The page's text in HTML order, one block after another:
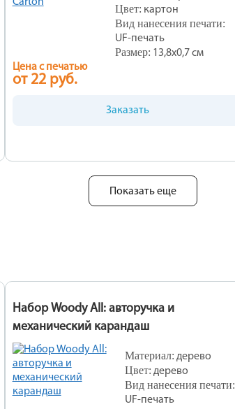
Цвет: картон
Вид нанесения печати:
UF-печать
Размер: 13,8х0,7 см
Цена с печатью
от 22 руб.
Заказать
Показать еще
Набор Woody All: авторучка и
механический карандаш
Материал: дерево
Цвет: дерево
Вид нанесения печати:
UF-печать